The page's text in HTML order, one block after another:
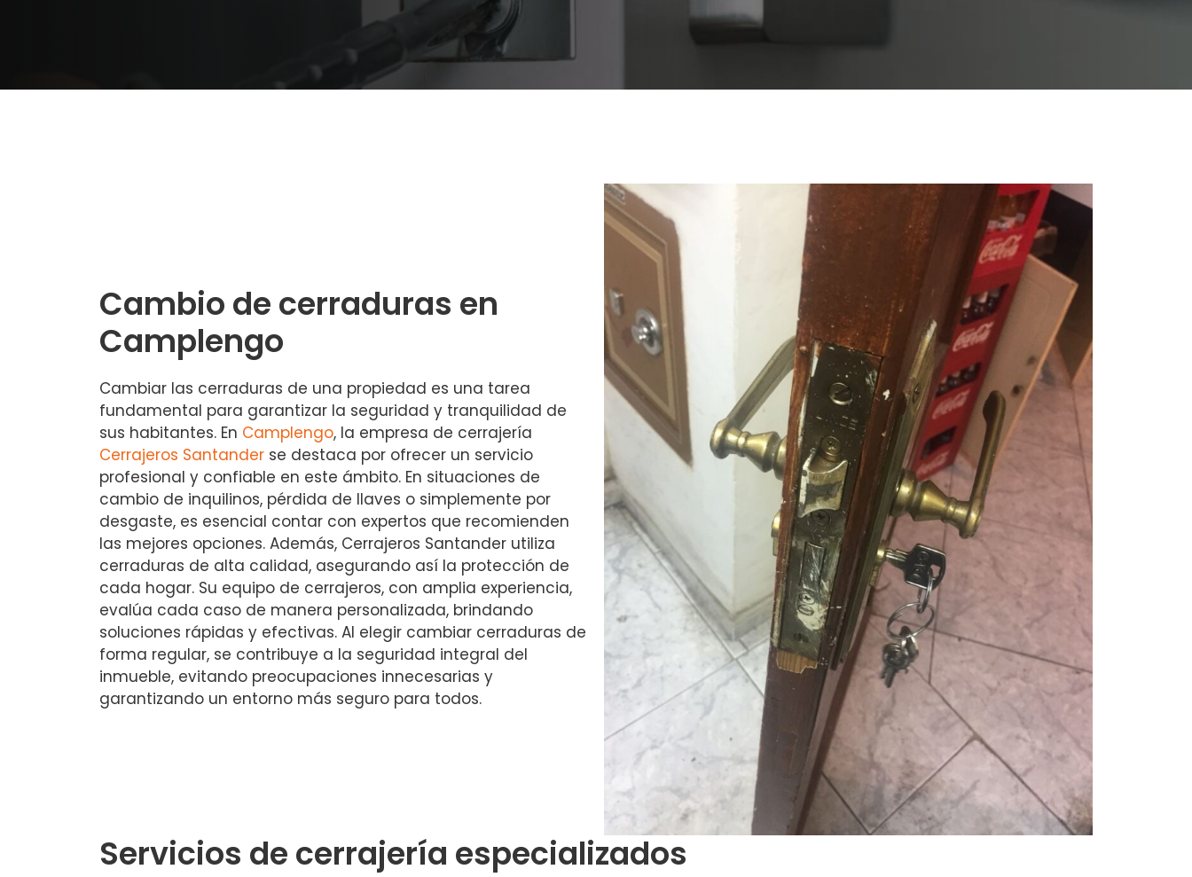
Cambio de cerraduras en
Camplengo
Cambiar las cerraduras de una propiedad es una tarea
fundamental para garantizar la seguridad y tranquilidad de
sus habitantes. En Camplengo, la empresa de cerrajería
Cerrajeros Santander se destaca por ofrecer un servicio
profesional y confiable en este ámbito. En situaciones de
cambio de inquilinos, pérdida de llaves o simplemente por
desgaste, es esencial contar con expertos que recomienden
las mejores opciones. Además, Cerrajeros Santander utiliza
cerraduras de alta calidad, asegurando así la protección de
cada hogar. Su equipo de cerrajeros, con amplia experiencia,
evalúa cada caso de manera personalizada, brindando
soluciones rápidas y efectivas. Al elegir cambiar cerraduras de
forma regular, se contribuye a la seguridad integral del
inmueble, evitando preocupaciones innecesarias y
garantizando un entorno más seguro para todos.
Servicios de cerrajería especializados